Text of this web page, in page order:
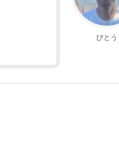
びとう